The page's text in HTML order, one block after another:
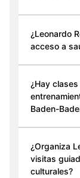
¿Leonardo
acceso a
¿Hay
Baden-
¿Organiza
visitas
culturales?